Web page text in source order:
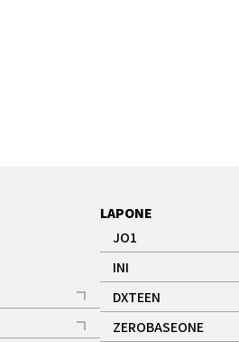
LAPONE
JO1
記事
ギャラリー
INI
記事
ギャラリー
DXTEEN
記事
ギャラリー
ZEROBASEONE